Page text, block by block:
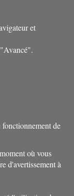
et
fonctionnement de
où vous
d'avertissement à